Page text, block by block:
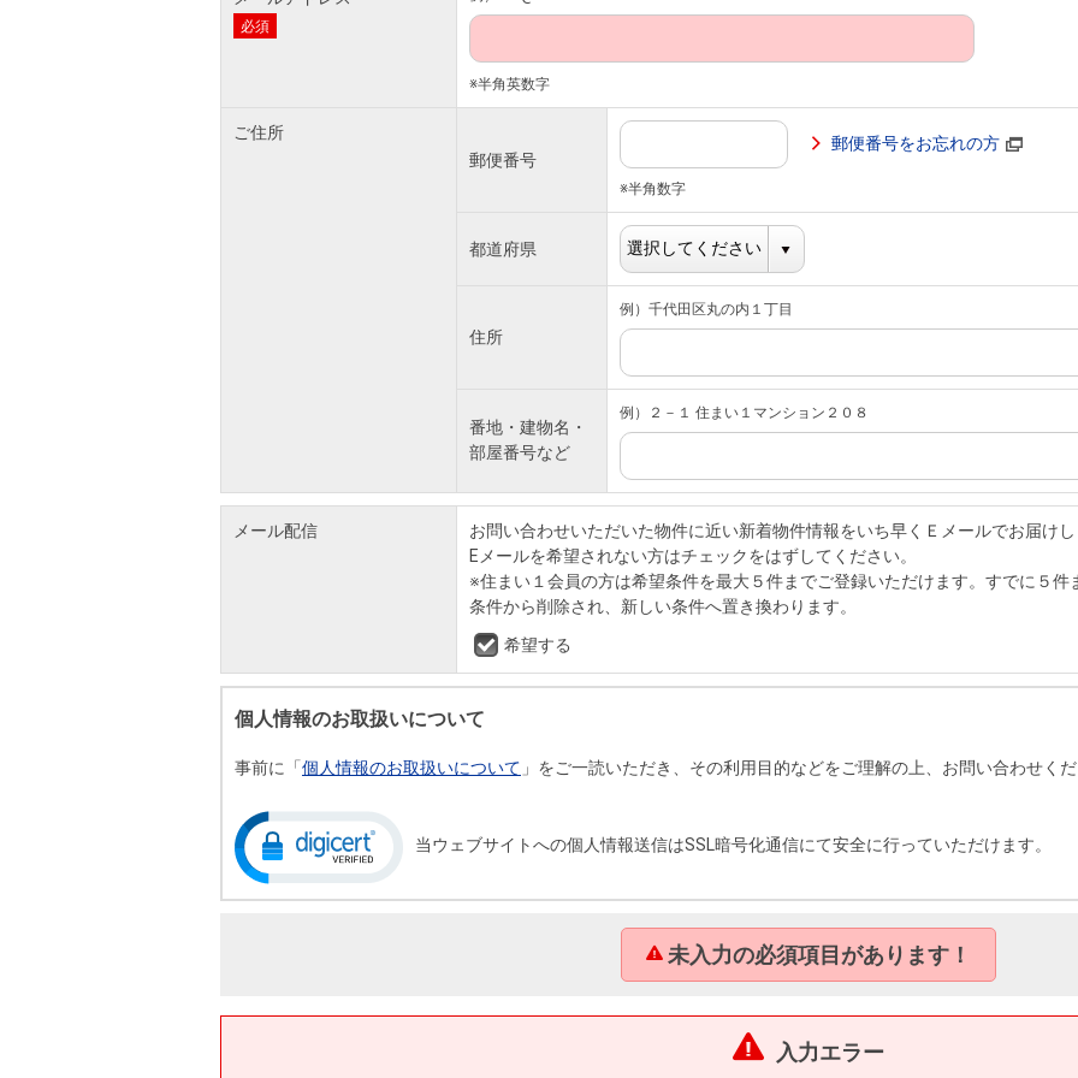
必須
※半角英数字
ご住所
郵便番号
※半角数字
郵便番号をお忘れの方
都道府県
住所
例）千代田区丸の内１丁目
番地・建物名・
部屋番号など
例）２－１ 住まい１マンション２０８
メール配信
お問い合わせいただいた物件に近い新着物件情報をいち早くＥメールでお届け
Eメールを希望されない方はチェックをはずしてください。
※住まい１会員の方は希望条件を最大５件までご登録いただけます。すでに５
条件から削除され、新しい条件へ置き換わります。
希望する
個人情報のお取扱いについて
事前に「個人情報のお取扱いについて 」をご一読いただき、その利用目的などをご理解の上、お問い合わせく
当ウェブサイトへの個人情報送信はSSL暗号化通信にて安全に行っていただけます。
未入力の必須項目があります！
入力エラー